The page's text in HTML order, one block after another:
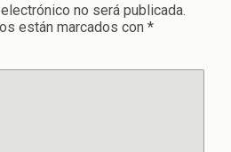
no será publicada.
están marcados con *